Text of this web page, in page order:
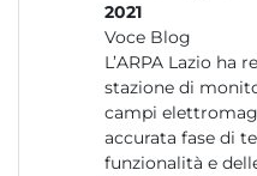
2021
Voce Blog
L’ARPA Lazio ha
stazione di
campi
accurata fase di
funzionalità e